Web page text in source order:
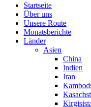
Startseite
Über uns
Unsere Route
Monatsberichte
Länder
Asien
China
Indien
Iran